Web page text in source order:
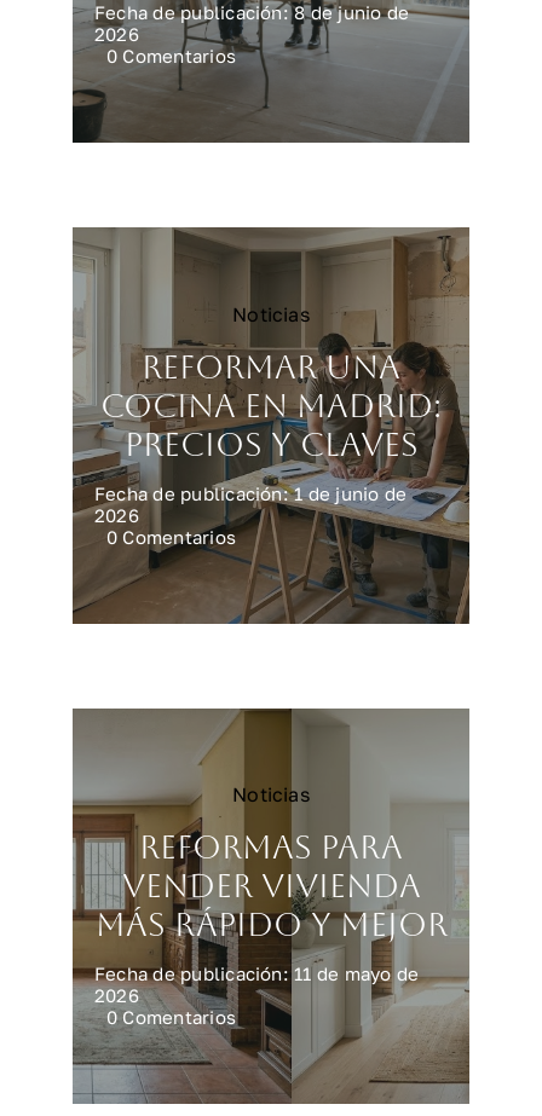
Fecha de publicación: 8 de junio de
2026
0 Comentarioson
Reforma
integral
Madrid:
Noticias
Reformar una
cocina en Madrid:
precios y claves
Fecha de publicación: 1 de junio de
2026
0 Comentarioson
Reformar
una
cocina
en
claves
Noticias
Reformas para
vender vivienda
más rápido y mejor
Fecha de publicación: 11 de mayo de
2026
0 Comentarioson
Reformas
para
vender
vivienda